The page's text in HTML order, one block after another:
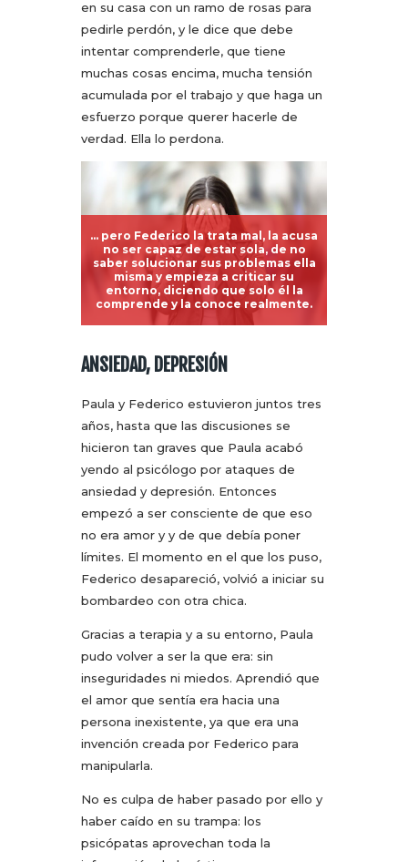
en su casa con un ramo de rosas para
pedirle perdón, y le dice que debe
intentar comprenderle, que tiene
muchas cosas encima, mucha tensión
acumulada por el trabajo y que haga un
esfuerzo porque querer hacerle de
verdad. Ella lo perdona.
… pero Federico la trata mal, la acusa
no ser capaz de estar sola, de no
saber solucionar sus problemas ella
misma y empieza a criticar su
entorno, diciendo que solo él la
comprende y la conoce realmente.
ANSIEDAD, DEPRESIÓN
Paula y Federico estuvieron juntos tres
años, hasta que las discusiones se
hicieron tan graves que Paula acabó
yendo al psicólogo por ataques de
ansiedad y depresión. Entonces
empezó a ser consciente de que eso
no era amor y y de que debía poner
límites. El momento en el que los puso,
Federico desapareció, volvió a iniciar su
bombardeo con otra chica.
Gracias a terapia y a su entorno, Paula
pudo volver a ser la que era: sin
inseguridades ni miedos. Aprendió que
el amor que sentía era hacia una
persona inexistente, ya que era una
invención creada por Federico para
manipularla.
No es culpa de haber pasado por ello y
haber caído en su trampa: los
psicópatas aprovechan toda la